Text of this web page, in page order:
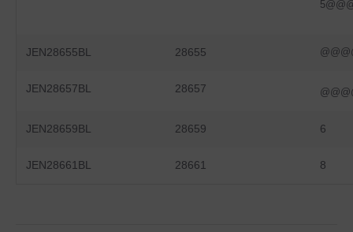
JEN28655BL 28655
JEN28657BL 28657
JEN28659BL 28659 6
JEN28661BL 28661 8